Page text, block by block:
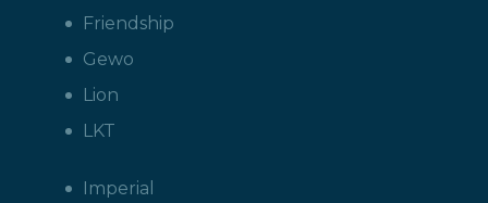
Friendship
Gewo
Lion
LKT
Imperial